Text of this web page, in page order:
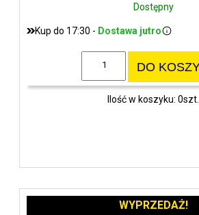
Dostępny
Kup do 17:30 - Dostawa jutro
DO
Ilość w koszyku: 0szt.
WYPRZEDAŻ!